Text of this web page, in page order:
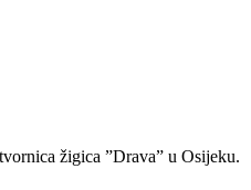
žigica ”Drava” u Osijeku.